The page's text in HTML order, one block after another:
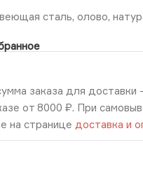
сталь, олово,
заказа для
от 8000 ₽. При
на странице доставка и